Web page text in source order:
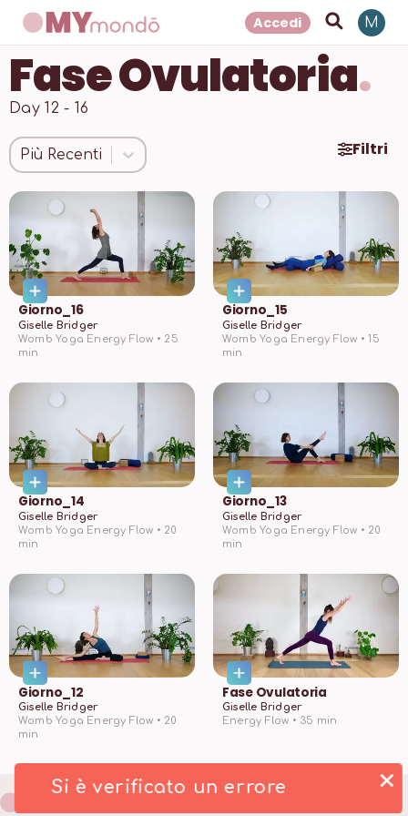
Accedi M
Fase Ovulatoria.
Day 12 - 16
Più Recenti Filtri
Giorno_16
Giselle Bridger
Womb Yoga Energy Flow • 25
min
Giorno_15
Giselle Bridger
Womb Yoga Energy Flow • 15
min
Giorno_14
Giselle Bridger
Womb Yoga Energy Flow • 20
min
Giorno_13
Giselle Bridger
Womb Yoga Energy Flow • 20
min
Giorno_12
Giselle Bridger
Womb Yoga Energy Flow • 20
min
Fase Ovulatoria
Giselle Bridger
Energy Flow • 35 min
Si è verificato un errore